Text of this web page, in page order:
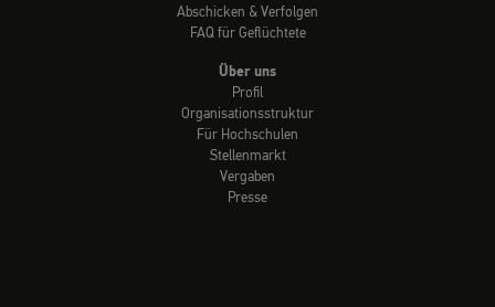
Abschicken & Verfolgen
FAQ für Geflüchtete
Über uns
Profil
Organisationsstruktur
Für Hochschulen
Stellenmarkt
Vergaben
Presse